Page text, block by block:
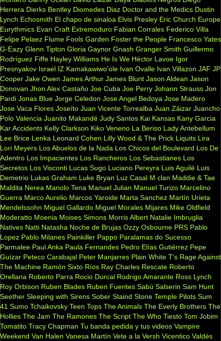
Herrera Dierks Bentley Diomedes Diaz Doctor and the Medics Dustin
Lynch Echosmith El chapo de sinaloa Elvis Presley Eric Church Europe
Eurythmics Evan Craft Extremoduro Fabian Corrales Federico Villa
Felipe Pelaez Flume Fools Garden Foster the People Francesco Yates
G-Eazy Glenn Tipton Gloria Gaynor Gnash Granger Smith Guillermo
Rodríguez Fiffe Hayley Williams He Is We Héctor Lavoe Igor
Presnyakov Israel IZ Kamakawiwo'ole Ivan Ovalle Ivan Villazon JAF JP
Cooper Jake Owen James Arthur James Blunt Jason Aldean Jason
Donovan Jhon Alex Castaño Joe Cuba Joe Perry Johann Strauss Jon
Pardi Jonas Blue Jorge Celedon Jose Angel Bedoya Jose Madero
Jose Vaca Flores Joseíto Juan Vicente Torrealba Juan Záizar Juancho
Polo Valencia Juanito Makandé Judy Santos Kai Kansas Kany Garcia
Kar Accidents Kelly Clarkson Kiko Veneno La Beriso Lady Antebellum
Lee Brice Lenka Leonard Cohen Lilly Wood & The Prick Liquits Lira
Lori Meyers Los Abuelos de la Nada Los Chicos del Boulevard Los De
Adentro Los Impacientes Los Rancheros Los Sebastianes Los
Secretos Los Visconti Lucas Sugo Luciano Pereyra Luis Aguilé Luis
Demetrio Lukas Graham Luke Bryan Luz Casal M clan Maddie & Tae
Maldita Nerea Manolo Tena Manuel Julian Manuel Turizo Marcelino
Guerra Marco Aurelio Marcos Yaroide Marta Sanchez Martín Urieta
Mendelssohn Miguel Gallardo Miguel Morales Mijares Mike Oldfield
Moderatto Moenia Moises Simons Morris Albert Natalie Imbruglia
Natives Natti Natasha Noche de Brujas Ozzy Osbourne PRS Pablo
Lopez Pablo Milanes Painkiller Pappo Paralamas do Sucesso
Parmalee Paul Anka Paula Fernandes Pedro Elías Gutiérrez Pepe
Guízar Peteco Carabajal Peter Manjarres Plain White T's Rage Against
The Machine Ramón Sixto Ríos Ray Charles Rescate Roberto
Orellana Roberto Parra Rocio Durcal Rodrigo Amarante Ross Lynch
Roy Orbison Ruben Blades Ruben Fuentes Sabú Salserin Sam Hunt
Seether Sleeping with Sirens Sober Staind Stone Temple Pilots Sum
41 Sumo Tchaikovsky Teen Tops The Animals The Everly Brothers The
Hollies The Jam The Ramones The Script The Who Tiesto Tom Jobim
Tomatito Tracy Chapman Tu banda pedida y tus videos Vampire
Weekend Van Halen Vanesa Martín Vete a la Versh Vicentico Valdés